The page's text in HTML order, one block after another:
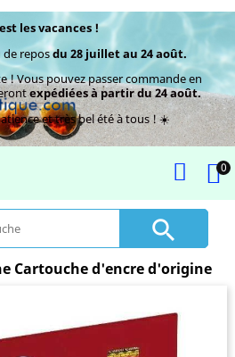
les vacances !
de reposdu 28 juillet au 24 août.
! Vous pouvez passer commande en
expédiées à partir du 24 août.
et très bel été à tous ! ☀️
0

Cartouche d'encre d'origine